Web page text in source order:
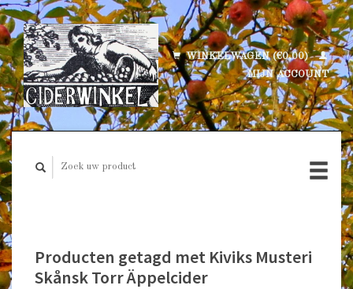
WINKELWAGEN (€0,00)
MIJN ACCOUNT
Producten getagd met Kiviks Musteri
Skånsk Torr Äppelcider